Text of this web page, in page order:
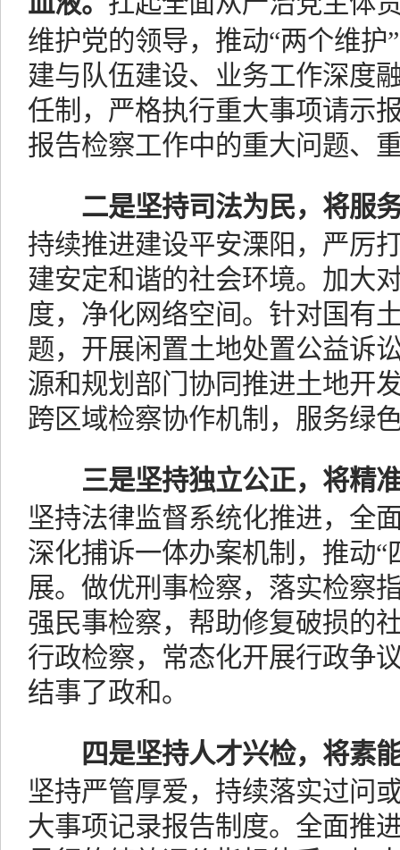
维护党的领导，推动“两个维
建与队伍建设、业务工作深度
任制，严格执行重大事项请示
报告检察工作中的重大问题、
二是坚持司法为民，将服
持续推进建设平安溧阳，严厉
建安定和谐的社会环境。加大
度，净化网络空间。针对国有
题，开展闲置土地处置公益诉
源和规划部门协同推进土地开
跨区域检察协作机制，服务绿
三是坚持独立公正，将精
坚持法律监督系统化推进，全
深化捕诉一体办案机制，推动
展。做优刑事检察，落实检察
强民事检察，帮助修复破损的
行政检察，常态化开展行政争
结事了政和。
四是坚持人才兴检，将素
坚持严管厚爱，持续落实过问
大事项记录报告制度。全面推